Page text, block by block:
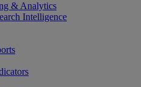
& Analytics
Intelligence